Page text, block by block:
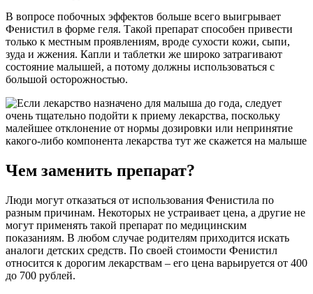
В вопросе побочных эффектов больше всего выигрывает
Фенистил в форме геля. Такой препарат способен привести
только к местным проявлениям, вроде сухости кожи, сыпи,
зуда и жжения. Капли и таблетки же широко затрагивают
состояние малышей, а потому должны использоваться с
большой осторожностью.
Чем заменить препарат?
Люди могут отказаться от использования Фенистила по
разным причинам. Некоторых не устраивает цена, а другие не
могут применять такой препарат по медицинским
показаниям. В любом случае родителям приходится искать
аналоги детских средств. По своей стоимости Фенистил
относится к дорогим лекарствам – его цена варьируется от 400
до 700 рублей.